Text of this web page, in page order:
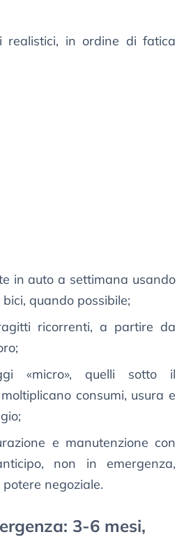
realistici, in ordine di fatica
in auto a settimana usando
quando possibile;
ricorrenti, a partire da
«micro», quelli sotto il
consumi, usura e
e manutenzione con
non in emergenza,
negoziale.
3-6 mesi,